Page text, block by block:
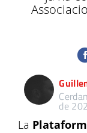
de
La